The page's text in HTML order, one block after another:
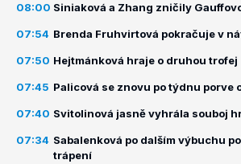
08:00 Siniaková a Zhang zničily
07:54 Brenda Fruhvirtová pokračuje v
07:50 Hejtmánková hraje o druhou trofej
07:45 Palicová se znovu po týdnu porve
07:40 Svitolinová jasně vyhrála souboj
07:34 Sabalenková po dalším výbuchu
trápení